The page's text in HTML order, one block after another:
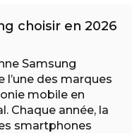
choisir en 2026
Samsung
l’une des marques
mobile en
Chaque année, la
smartphones